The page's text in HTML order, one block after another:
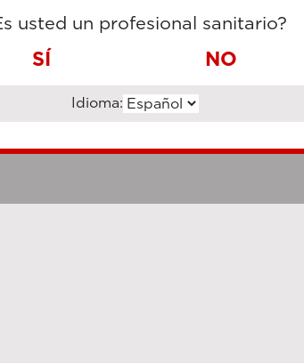
Management
usted un profesional sanitario?
SÍ NO
Idioma: